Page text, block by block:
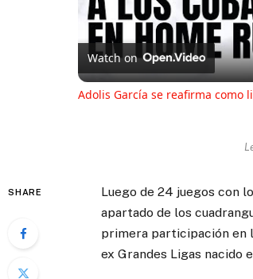
Watch on
Adolis García se reafirma como
SHARE Luego de 24 juegos con
apartado de los
primera participación en
ex Grandes Ligas nacido